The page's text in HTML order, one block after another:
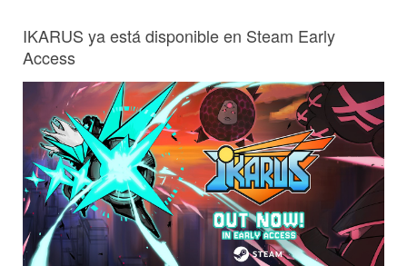
IKARUS ya está disponible en Steam Early
Access